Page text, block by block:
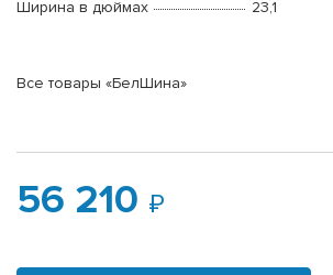
Ширина в дюймах
23,1
Все товары «БелШина»
56 210